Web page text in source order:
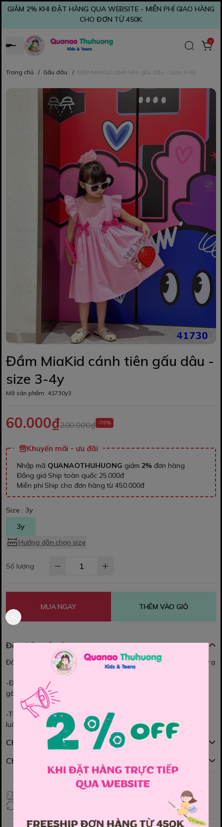
GIẢM 2% KHI ĐẶT HÀNG QUA WEBSITE - MIỄN PHÍ GIAO HÀNG
CHO ĐƠN TỪ 450K
0
Trang chủ / Gấu dâu / Đầm MiaKid cánh tiên gấu dâu - size 3-4y
Đầm MiaKid cánh tiên gấu dâu -
size 3-4y
Mã sản phẩm: 41730y3
60.000₫200.000₫ -70%
Khuyến mãi - ưu đãi
Nhập mã QUANAOTHUHUONG giảm 2% đơn hàng
Đồng giá Ship toàn quốc 25.000đ
Miễn phí Ship cho đơn hàng từ 450.000đ
Size : 3y
3y
Hướng dẫn chọn size
Số lượng
MUA NGAY THÊM VÀO GIỎ
Đặc điểm nổi bật
Đầm MiaKid cánh tiên - Siêu Phẩm Gấu Dâu cho bé iu mê tít đấy ạ
-Đẹp xuất sắc - Xinh ơi là xinh- Thơm thơm như kẹo ngọt bông
gòn luôn ạ.
-Thô cotton Hàn mềm mát xịn sò -dáng váy cực kỳ dễ thương
luôn.
Chính sách mua hàng
Chính sách đổi hàng